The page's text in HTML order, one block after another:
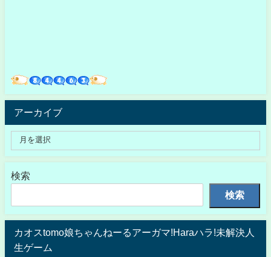
アーカイブ
検索
検索
カオスtomo娘ちゃんねーるアーガマ!Haraハラ!未解決人
生ゲーム